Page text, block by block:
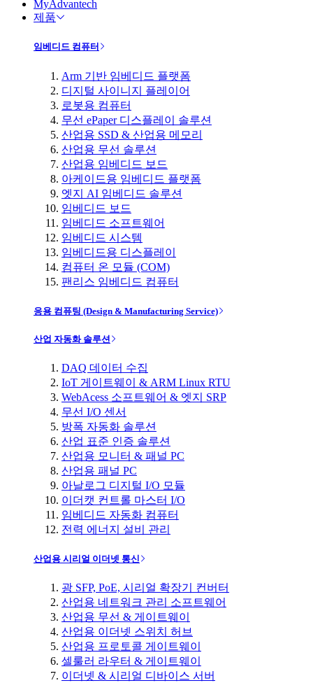
MyAdvantech
제품
임베디드 컴퓨터
Arm 기반 임베디드 플랫폼
디지털 사이니지 플레이어
로봇용 컴퓨터
무선 ePaper 디스플레이 솔루션
산업용 SSD & 산업용 메모리
산업용 무선 솔루션
산업용 임베디드 보드
아케이드용 임베디드 플랫폼
엣지 AI 임베디드 솔루션
임베디드 보드
임베디드 소프트웨어
임베디드 시스템
임베디드용 디스플레이
컴퓨터 온 모듈 (COM)
팬리스 임베디드 컴퓨터
응용 컴퓨팅 (Design & Manufacturing Service)
산업 자동화 솔루션
DAQ 데이터 수집
IoT 게이트웨이 & ARM Linux RTU
WebAcess 소프트웨어 & 엣지 SRP
무선 I/O 센서
방폭 자동화 솔루션
산업 표준 인증 솔루션
산업용 모니터 & 패널 PC
산업용 패널 PC
아날로그 디지털 I/O 모듈
이더캣 컨트롤 마스터 I/O
임베디드 자동화 컴퓨터
전력 에너지 설비 관리
산업용 시리얼 이더넷 통신
광 SFP, PoE, 시리얼 확장기 컨버터
산업용 네트워크 관리 소프트웨어
산업용 무선 & 게이트웨이
산업용 이더넷 스위치 허브
산업용 프로토콜 게이트웨이
셀룰러 라우터 & 게이트웨이
이더넷 & 시리얼 디바이스 서버